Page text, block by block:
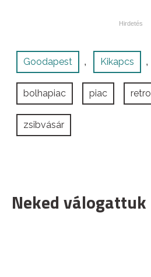
Goodapest , Kikapcs ,
bolhapiac piac retro
zsibvásár
Neked válogattuk